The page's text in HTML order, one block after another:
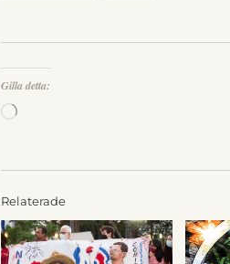
Gilla detta:
Laddar
in
Relaterade